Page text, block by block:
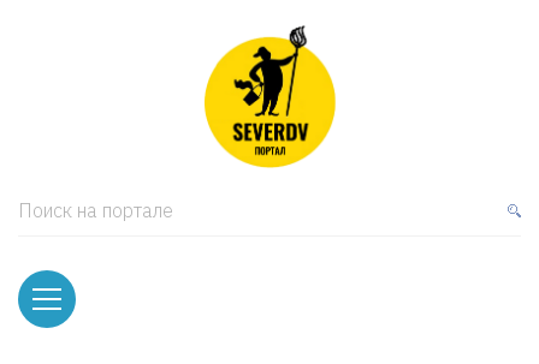
Поиск на портале
и тумбы